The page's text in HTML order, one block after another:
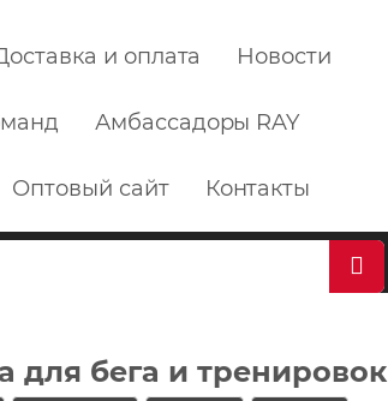
и оплата Новости
Амбассадоры RAY
Оптовый сайт Контакты
для бега и тренировок